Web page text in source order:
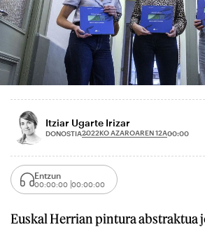
Itziar Ugarte Irizar
DONOSTIA2022KO AZAROAREN 12A00:00
Entzun
00:00:00 00:00:00
Euskal Herrian pintura abstraktua